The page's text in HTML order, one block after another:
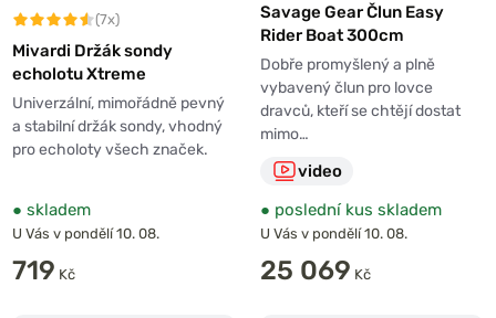
(7x)
Mivardi Držák sondy
echolotu Xtreme
Univerzální, mimořádně pevný
a stabilní držák sondy, vhodný
pro echoloty všech značek.
● skladem
U Vás v pondělí 10. 08.
719 Kč
Savage Gear Člun Easy
Rider Boat 300cm
Dobře promyšlený a plně
vybavený člun pro lovce
dravců, kteří se chtějí dostat
mimo…
video
● poslední kus skladem
U Vás v pondělí 10. 08.
25 069 Kč